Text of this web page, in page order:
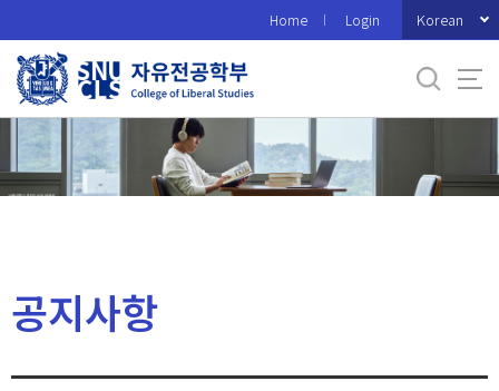
로
메
Home Login Korean
공지사항